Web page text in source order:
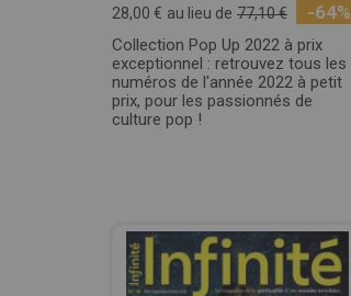
28,00 € au lieu de 77,10 € -64%
Collection Pop Up 2022 à prix
exceptionnel : retrouvez tous les
numéros de l'année 2022 à petit
prix, pour les passionnés de
culture pop !